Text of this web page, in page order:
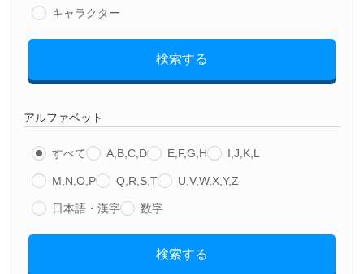
キャラクター
検索する
アルファベット
すべて A,B,C,D E,F,G,H I,J,K,L
M,N,O,P Q,R,S,T U,V,W,X,Y,Z
日本語・漢字 数字
検索する